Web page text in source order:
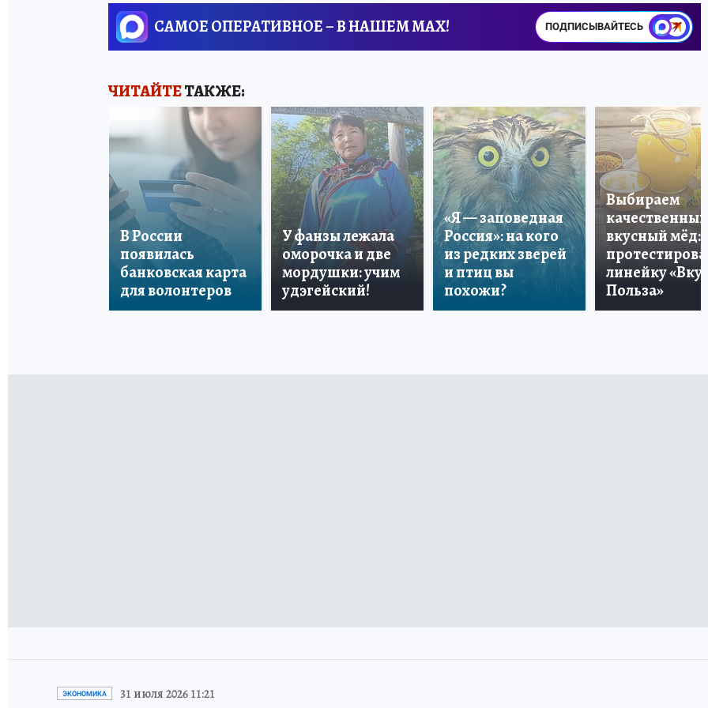
САМОЕ ОПЕРАТИВНОЕ – В НАШЕМ MAX! ПОДПИСЫВАЙТЕСЬ
ЧИТАЙТЕТАКЖЕ:
В России
появилась
банковская карта
для волонтеров
У фанзы лежала
оморочка и две
мордушки: учим
удэгейский!
«Я — заповедная
Россия»: на кого
из редких зверей
и птиц вы
похожи?
Выбираем
качественный
вкусный мёд:
линейку «Вкус
Польза»
ЭКОНОМИКА 31 июля 2026 11:21